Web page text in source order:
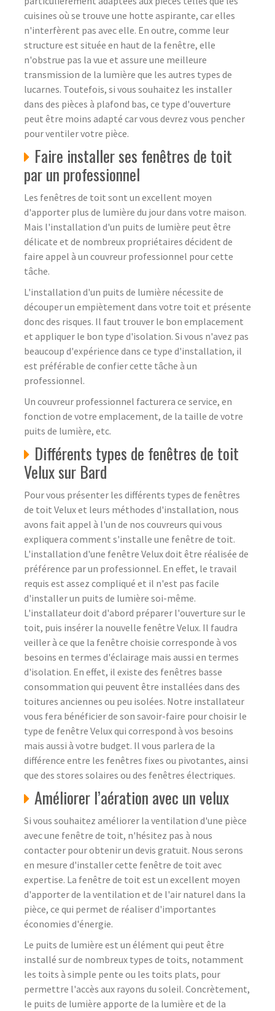
cuisines où se trouve une hotte aspirante, car elles
n'interfèrent pas avec elle. En outre, comme leur
structure est située en haut de la fenêtre, elle
n'obstrue pas la vue et assure une meilleure
transmission de la lumière que les autres types de
lucarnes. Toutefois, si vous souhaitez les installer
dans des pièces à plafond bas, ce type d'ouverture
peut être moins adapté car vous devrez vous pencher
pour ventiler votre pièce.
Faire installer ses fenêtres de toit
par un professionnel
Les fenêtres de toit sont un excellent moyen
d'apporter plus de lumière du jour dans votre maison.
Mais l'installation d'un puits de lumière peut être
délicate et de nombreux propriétaires décident de
faire appel à un couvreur professionnel pour cette
tâche.
L'installation d'un puits de lumière nécessite de
découper un empiètement dans votre toit et présente
donc des risques. Il faut trouver le bon emplacement
et appliquer le bon type d'isolation. Si vous n'avez pas
beaucoup d'expérience dans ce type d'installation, il
est préférable de confier cette tâche à un
professionnel.
Un couvreur professionnel facturera ce service, en
fonction de votre emplacement, de la taille de votre
puits de lumière, etc.
Différents types de fenêtres de toit
Velux sur Bard
Pour vous présenter les différents types de fenêtres
de toit Velux et leurs méthodes d'installation, nous
avons fait appel à l'un de nos couvreurs qui vous
expliquera comment s'installe une fenêtre de toit.
L'installation d'une fenêtre Velux doit être réalisée de
préférence par un professionnel. En effet, le travail
requis est assez compliqué et il n'est pas facile
d'installer un puits de lumière soi-même.
L'installateur doit d'abord préparer l'ouverture sur le
toit, puis insérer la nouvelle fenêtre Velux. Il faudra
veiller à ce que la fenêtre choisie corresponde à vos
besoins en termes d'éclairage mais aussi en termes
d'isolation. En effet, il existe des fenêtres basse
consommation qui peuvent être installées dans des
toitures anciennes ou peu isolées. Notre installateur
vous fera bénéficier de son savoir-faire pour choisir le
type de fenêtre Velux qui correspond à vos besoins
mais aussi à votre budget. Il vous parlera de la
différence entre les fenêtres fixes ou pivotantes, ainsi
que des stores solaires ou des fenêtres électriques.
Améliorer l’aération avec un velux
Si vous souhaitez améliorer la ventilation d'une pièce
avec une fenêtre de toit, n'hésitez pas à nous
contacter pour obtenir un devis gratuit. Nous serons
en mesure d'installer cette fenêtre de toit avec
expertise. La fenêtre de toit est un excellent moyen
d'apporter de la ventilation et de l'air naturel dans la
pièce, ce qui permet de réaliser d'importantes
économies d'énergie.
Le puits de lumière est un élément qui peut être
installé sur de nombreux types de toits, notamment
les toits à simple pente ou les toits plats, pour
permettre l'accès aux rayons du soleil. Concrètement,
le puits de lumière apporte de la lumière et de la